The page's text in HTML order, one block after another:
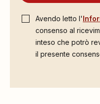
Avendo letto l'
consenso al
inteso che potrò
il presente